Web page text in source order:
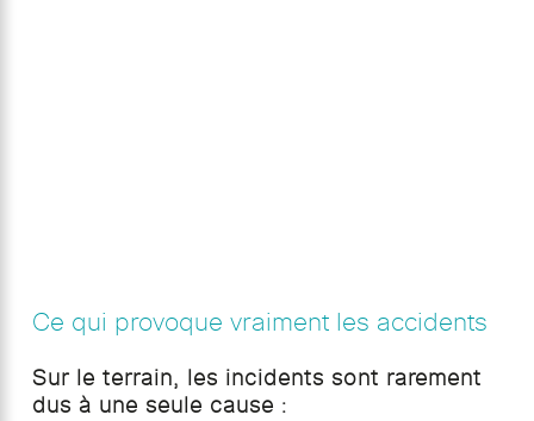
Ce qui provoque vraiment les accidents
Sur le terrain, les incidents sont rarement
dus à une seule cause :